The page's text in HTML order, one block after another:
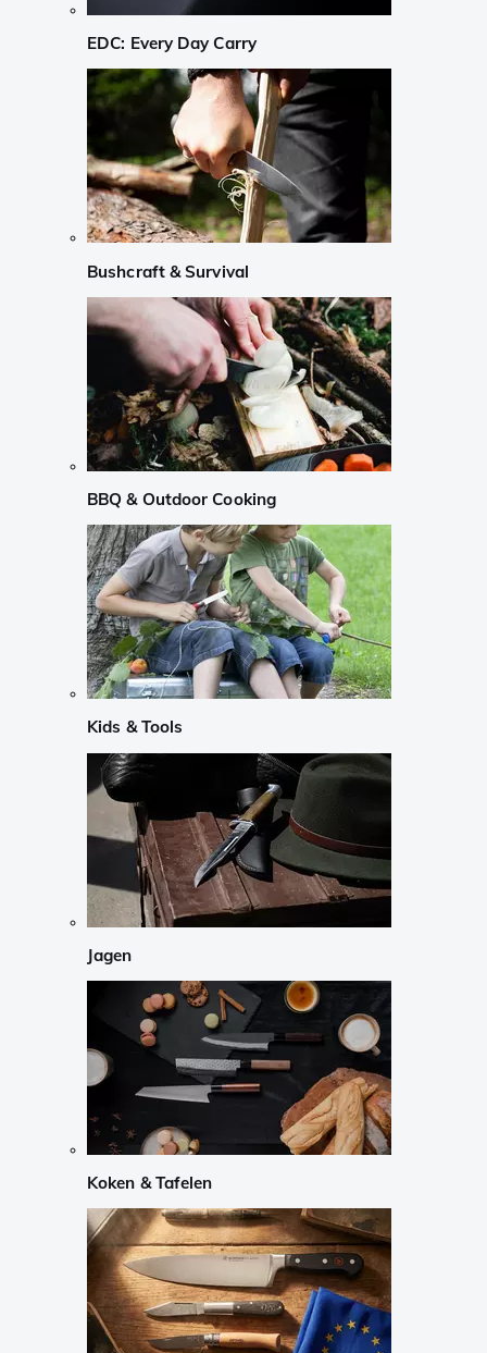
EDC: Every Day Carry
Bushcraft & Survival
BBQ & Outdoor Cooking
Kids & Tools
Jagen
Koken & Tafelen